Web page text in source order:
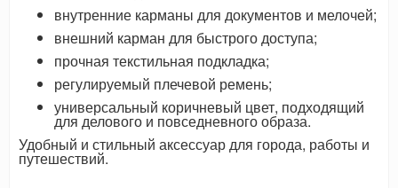
внутренние карманы для документов и мелочей;
внешний карман для быстрого доступа;
прочная текстильная подкладка;
регулируемый плечевой ремень;
универсальный коричневый цвет, подходящий
для делового и повседневного образа.
Удобный и стильный аксессуар для города, работы и
путешествий.